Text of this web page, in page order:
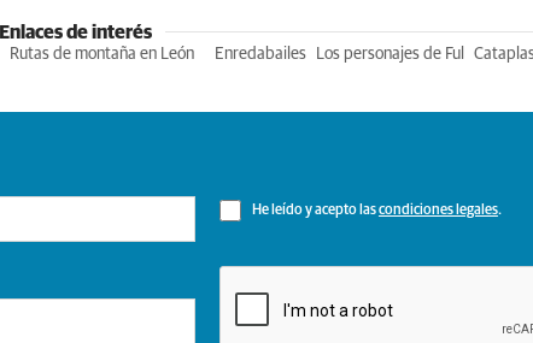
Enlaces de interés
Rutas de montaña en León Enredabailes Los personajes de Ful
He leído y acepto lascondiciones legales.